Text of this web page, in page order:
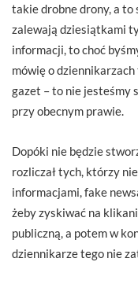
takie drobne drony, a to
zalewają dziesiątkami
informacji, to choć
mówię o
gazet – to nie jesteśmy
przy obecnym prawie.
Dopóki nie będzie
rozliczał tych, którzy
informacjami, fake
żeby zyskiwać na
publiczną, a potem w
dziennikarze tego nie